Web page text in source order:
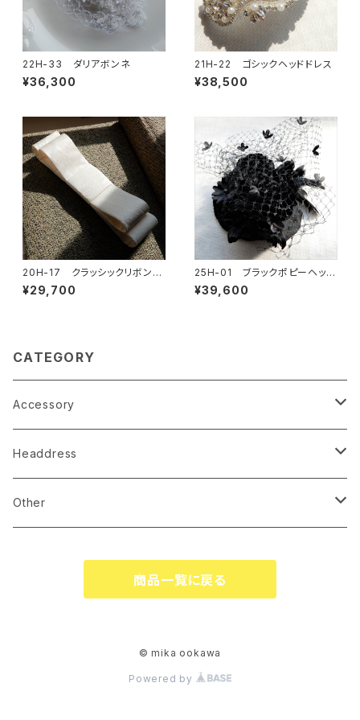
22H-33 ダリアボンネ
¥36,300
21H-22 ゴシックヘッドドレス
¥38,500
20H-17 クラッシックリボンボ
ンネ
¥29,700
25H-01 ブラックポピーヘッド
ドレス
¥39,600
CATEGORY
Accessory
earrings
pierce
Headdress
linestone comb
Other
商品一覧に戻る
© mika ookawa
Powered by